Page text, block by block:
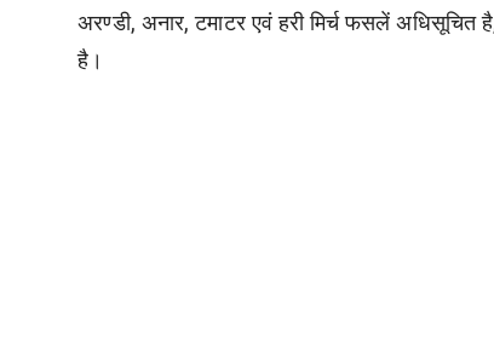
अरण्डी, अनार, टमाटर एवं हरी मिर्च फसलें
है।